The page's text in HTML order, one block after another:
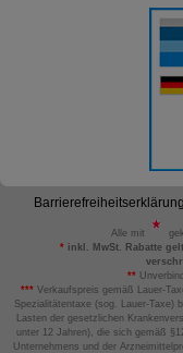
Barrierefreiheitserklärung
Alle mit
*inkl. MwSt. Rabatte
**
*** Verkaufspreis gemäß Lauer-
Spezialitätentaxe (sog. Lauer-Taxe)
Lasten der gesetzlichen
unter 12 Jahren), die sich gemäß
Unternehmens und der